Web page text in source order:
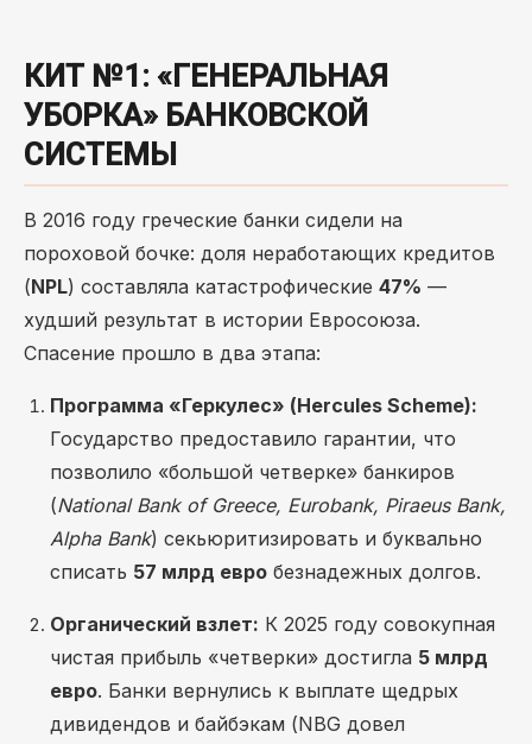
КИТ №1: «ГЕНЕРАЛЬНАЯ
УБОРКА» БАНКОВСКОЙ
СИСТЕМЫ
В 2016 году греческие банки сидели на
пороховой бочке: доля неработающих кредитов
(NPL) составляла катастрофические 47% —
худший результат в истории Евросоюза.
Спасение прошло в два этапа:
Программа «Геркулес» (Hercules Scheme):
Государство предоставило гарантии, что
позволило «большой четверке» банкиров
(National Bank of Greece, Eurobank, Piraeus Bank,
Alpha Bank) секьюритизировать и буквально
списать 57 млрд евро безнадежных долгов.
Органический взлет: К 2025 году совокупная
чистая прибыль «четверки» достигла 5 млрд
евро. Банки вернулись к выплате щедрых
дивидендов и байбэкам (NBG довел